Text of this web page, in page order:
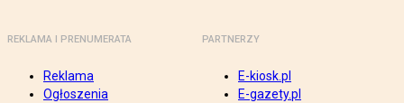
REKLAMA I PRENUMERATA
Reklama
Ogłoszenia
PARTNERZY
E-kiosk.pl
E-gazety.pl